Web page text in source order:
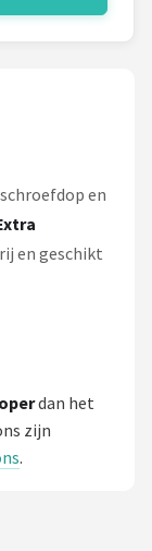
schroefdop en
en geschikt
dan het
zijn
.